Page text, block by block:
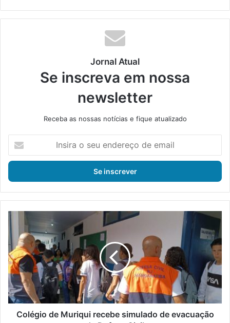
te
bo
ok
din ub
ra
Jornal Atual
Se inscreva em nossa
newsletter
Receba as nossas notícias e fique atualizado
s
r
a
s
e
u
e
n
d
e
r
e
o
l
é
g
i
o
d
e
Colégio de Muriqui recebe simulado de evacuação